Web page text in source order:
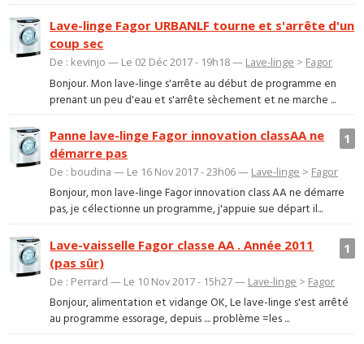
Lave-linge Fagor URBANLF tourne et s'arrête d'un
coup sec
De : kevinjo — Le 02 Déc 2017 - 19h18 — Lave-linge > Fagor
Bonjour. Mon lave-linge s'arrête au début de programme en
prenant un peu d'eau et s'arrête sèchement et ne marche ...
1
Panne lave-linge Fagor innovation classAA ne
démarre pas
De : boudina — Le 16 Nov 2017 - 23h06 — Lave-linge > Fagor
Bonjour, mon lave-linge Fagor innovation class AA ne démarre
pas, je célectionne un programme, j'appuie sue départ il...
1
Lave-vaisselle Fagor classe AA . Année 2011
(pas sûr)
De : Perrard — Le 10 Nov 2017 - 15h27 — Lave-linge > Fagor
Bonjour, alimentation et vidange OK, Le lave-linge s'est arrêté
au programme essorage, depuis .... problème =les ...